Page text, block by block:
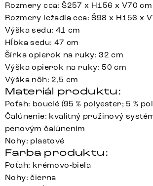
Rozmery cca: Š257 x H156 x V70 cm
Rozmery ležadla cca: Š98 x H156 x
Výška sedu: 41 cm
Hĺbka sedu: 47 cm
Šírka opierok na ruky: 32 cm
Výška opierok na ruky: 50 cm
Výška nôh: 2,5 cm
Materiál produktu:
Poťah: bouclé (95 % polyester; 5 %
Čalúnenie: kvalitný pružinový
penovým čalúnením
Nohy: plastové
Farba produktu:
Poťah: krémovo-biela
Nohy: čierna